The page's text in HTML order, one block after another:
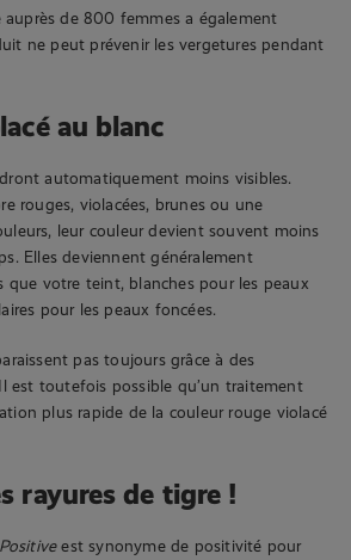
auprès de 800 femmes a également
ne peut prévenir les vergetures pendant
au blanc
automatiquement moins visibles.
rouges, violacées, brunes ou une
leur couleur devient souvent moins
Elles deviennent généralement
que votre teint, blanches pour les peaux
pour les peaux foncées.
pas toujours grâce à des
est toutefois possible qu’un traitement
plus rapide de la couleur rouge violacé
rayures de tigre !
est synonyme de positivité pour